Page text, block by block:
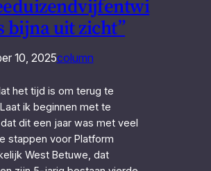
bijna uit zicht”
10, 2025column
het tijd is om terug te
ik beginnen met te
dit een jaar was met veel
stappen voor Platform
West Betuwe, dat